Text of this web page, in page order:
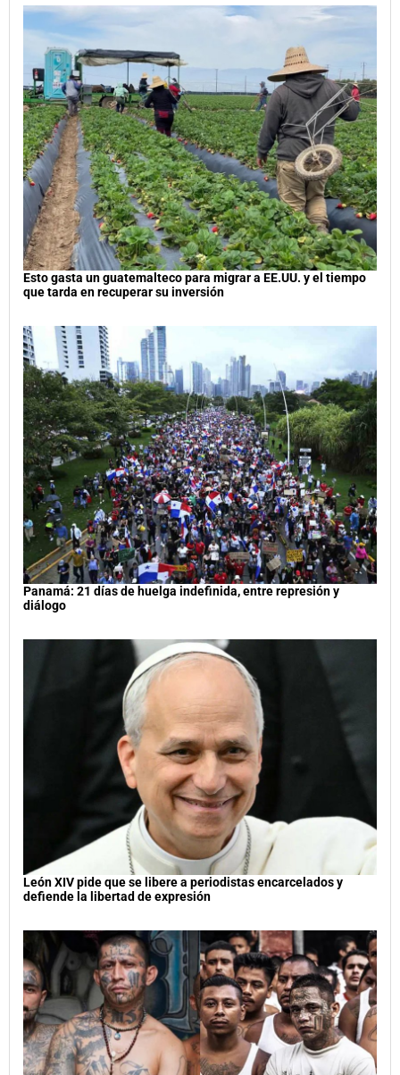
Esto gasta un guatemalteco para migrar a EE.UU. y el tiempo
que tarda en recuperar su inversión
Panamá: 21 días de huelga indefinida, entre represión y
diálogo
León XIV pide que se libere a periodistas encarcelados y
defiende la libertad de expresión